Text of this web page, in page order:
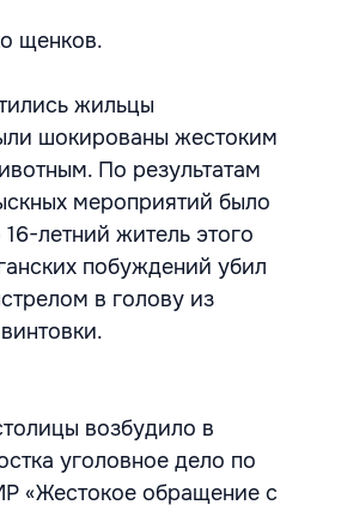
щенков.
жильцы
шокированы жестоким
По результатам
мероприятий было
летний житель этого
побуждений убил
в голову из
возбудило в
уголовное дело по
«Жестокое обращение с